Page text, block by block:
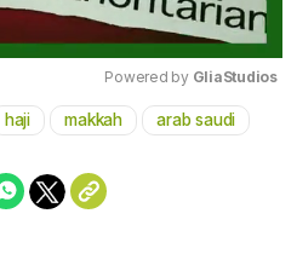
Mute
Powered by GliaStudios
haji makkah arab saudi